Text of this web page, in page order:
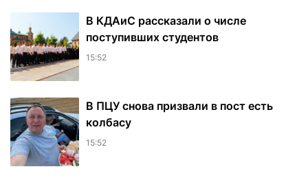
В КДАиС рассказали о числе
поступивших студентов
15:52
В ПЦУ снова призвали в пост есть
колбасу
15:52